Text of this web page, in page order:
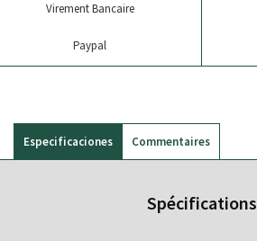
Virement Bancaire
Paypal
Especificaciones
Spécifications
Commentaires